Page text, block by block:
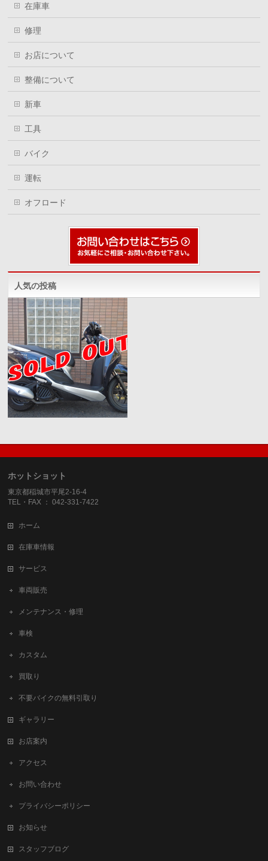
在庫車
修理
お店について
整備について
新車
工具
バイク
運転
オフロード
人気の投稿
ホットショット
東京都稲城市平尾2-16-4
TEL・FAX ： 042-331-7422
ホーム
在庫車情報
サービス
車両販売
メンテナンス・修理
車検
カスタム
買取り
不要バイクの無料引取り
ギャラリー
お店案内
アクセス
お問い合わせ
プライバシーポリシー
お知らせ
スタッフブログ